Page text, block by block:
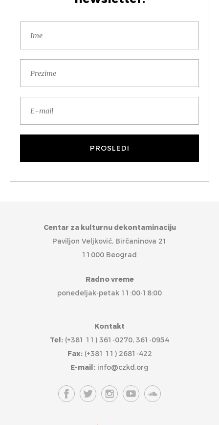
Centar za kulturnu dekontaminaciju
Paviljon Veljković, Birčaninova 21
11000 Beograd
Radno vreme
ponedeljak-petak 11:00-18:00
Kontakt
Tel: (+381 11) 361-0270, 361-0954
Fax:(+381 11) 2681-422
E-mail: info@czkd.org